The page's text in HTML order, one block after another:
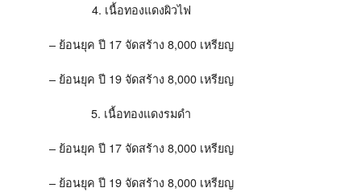
4. เนื้อทองแดงผิวไฟ
– ย้อนยุค ปี 17 จัดสร้าง 8,000 เหรียญ
– ย้อนยุค ปี 19 จัดสร้าง 8,000 เหรียญ
5. เนื้อทองแดงรมดำ
– ย้อนยุค ปี 17 จัดสร้าง 8,000 เหรียญ
– ย้อนยุค ปี 19 จัดสร้าง 8,000 เหรียญ